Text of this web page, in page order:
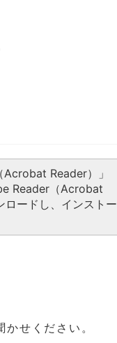
Reader）」
Reader（Acrobat
ロードし、インストー
せください。